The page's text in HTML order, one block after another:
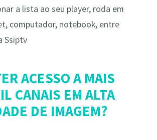
a lista ao seu player, roda em
computador, notebook, entre
Ssiptv
ACESSO A MAIS
CANAIS EM ALTA
DE IMAGEM?